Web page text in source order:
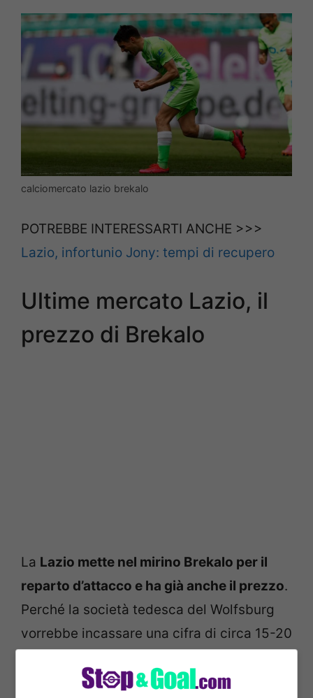
calciomercato lazio brekalo
POTREBBE INTERESSARTI ANCHE >>>
Lazio, infortunio Jony: tempi di recupero
Ultime mercato Lazio, il
prezzo di Brekalo
La Lazio mette nel mirino Brekalo per il
reparto d’attacco e ha già anche il prezzo.
Perché la società tedesca del Wolfsburg
vorrebbe incassare una cifra di circa 15-20
del calciatore che vorrebbe provare una